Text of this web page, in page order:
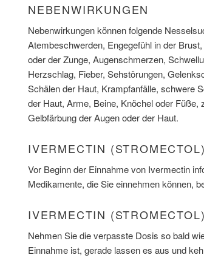
NEBENWIRKUNGEN
Nebenwirkungen können folgende
Atembeschwerden, Engegefühl in der
oder der Zunge, Augenschmerzen,
Herzschlag, Fieber, Sehstörungen,
Schälen der Haut, Krampfanfälle, schwere
der Haut, Arme, Beine, Knöchel oder
Gelbfärbung der Augen oder der Haut.
IVERMECTIN
Vor Beginn der Einnahme von Ivermectin
Medikamente, die Sie einnehmen können,
IVERMECTIN
Nehmen Sie die verpasste Dosis so bald
Einnahme ist, gerade lassen es aus und